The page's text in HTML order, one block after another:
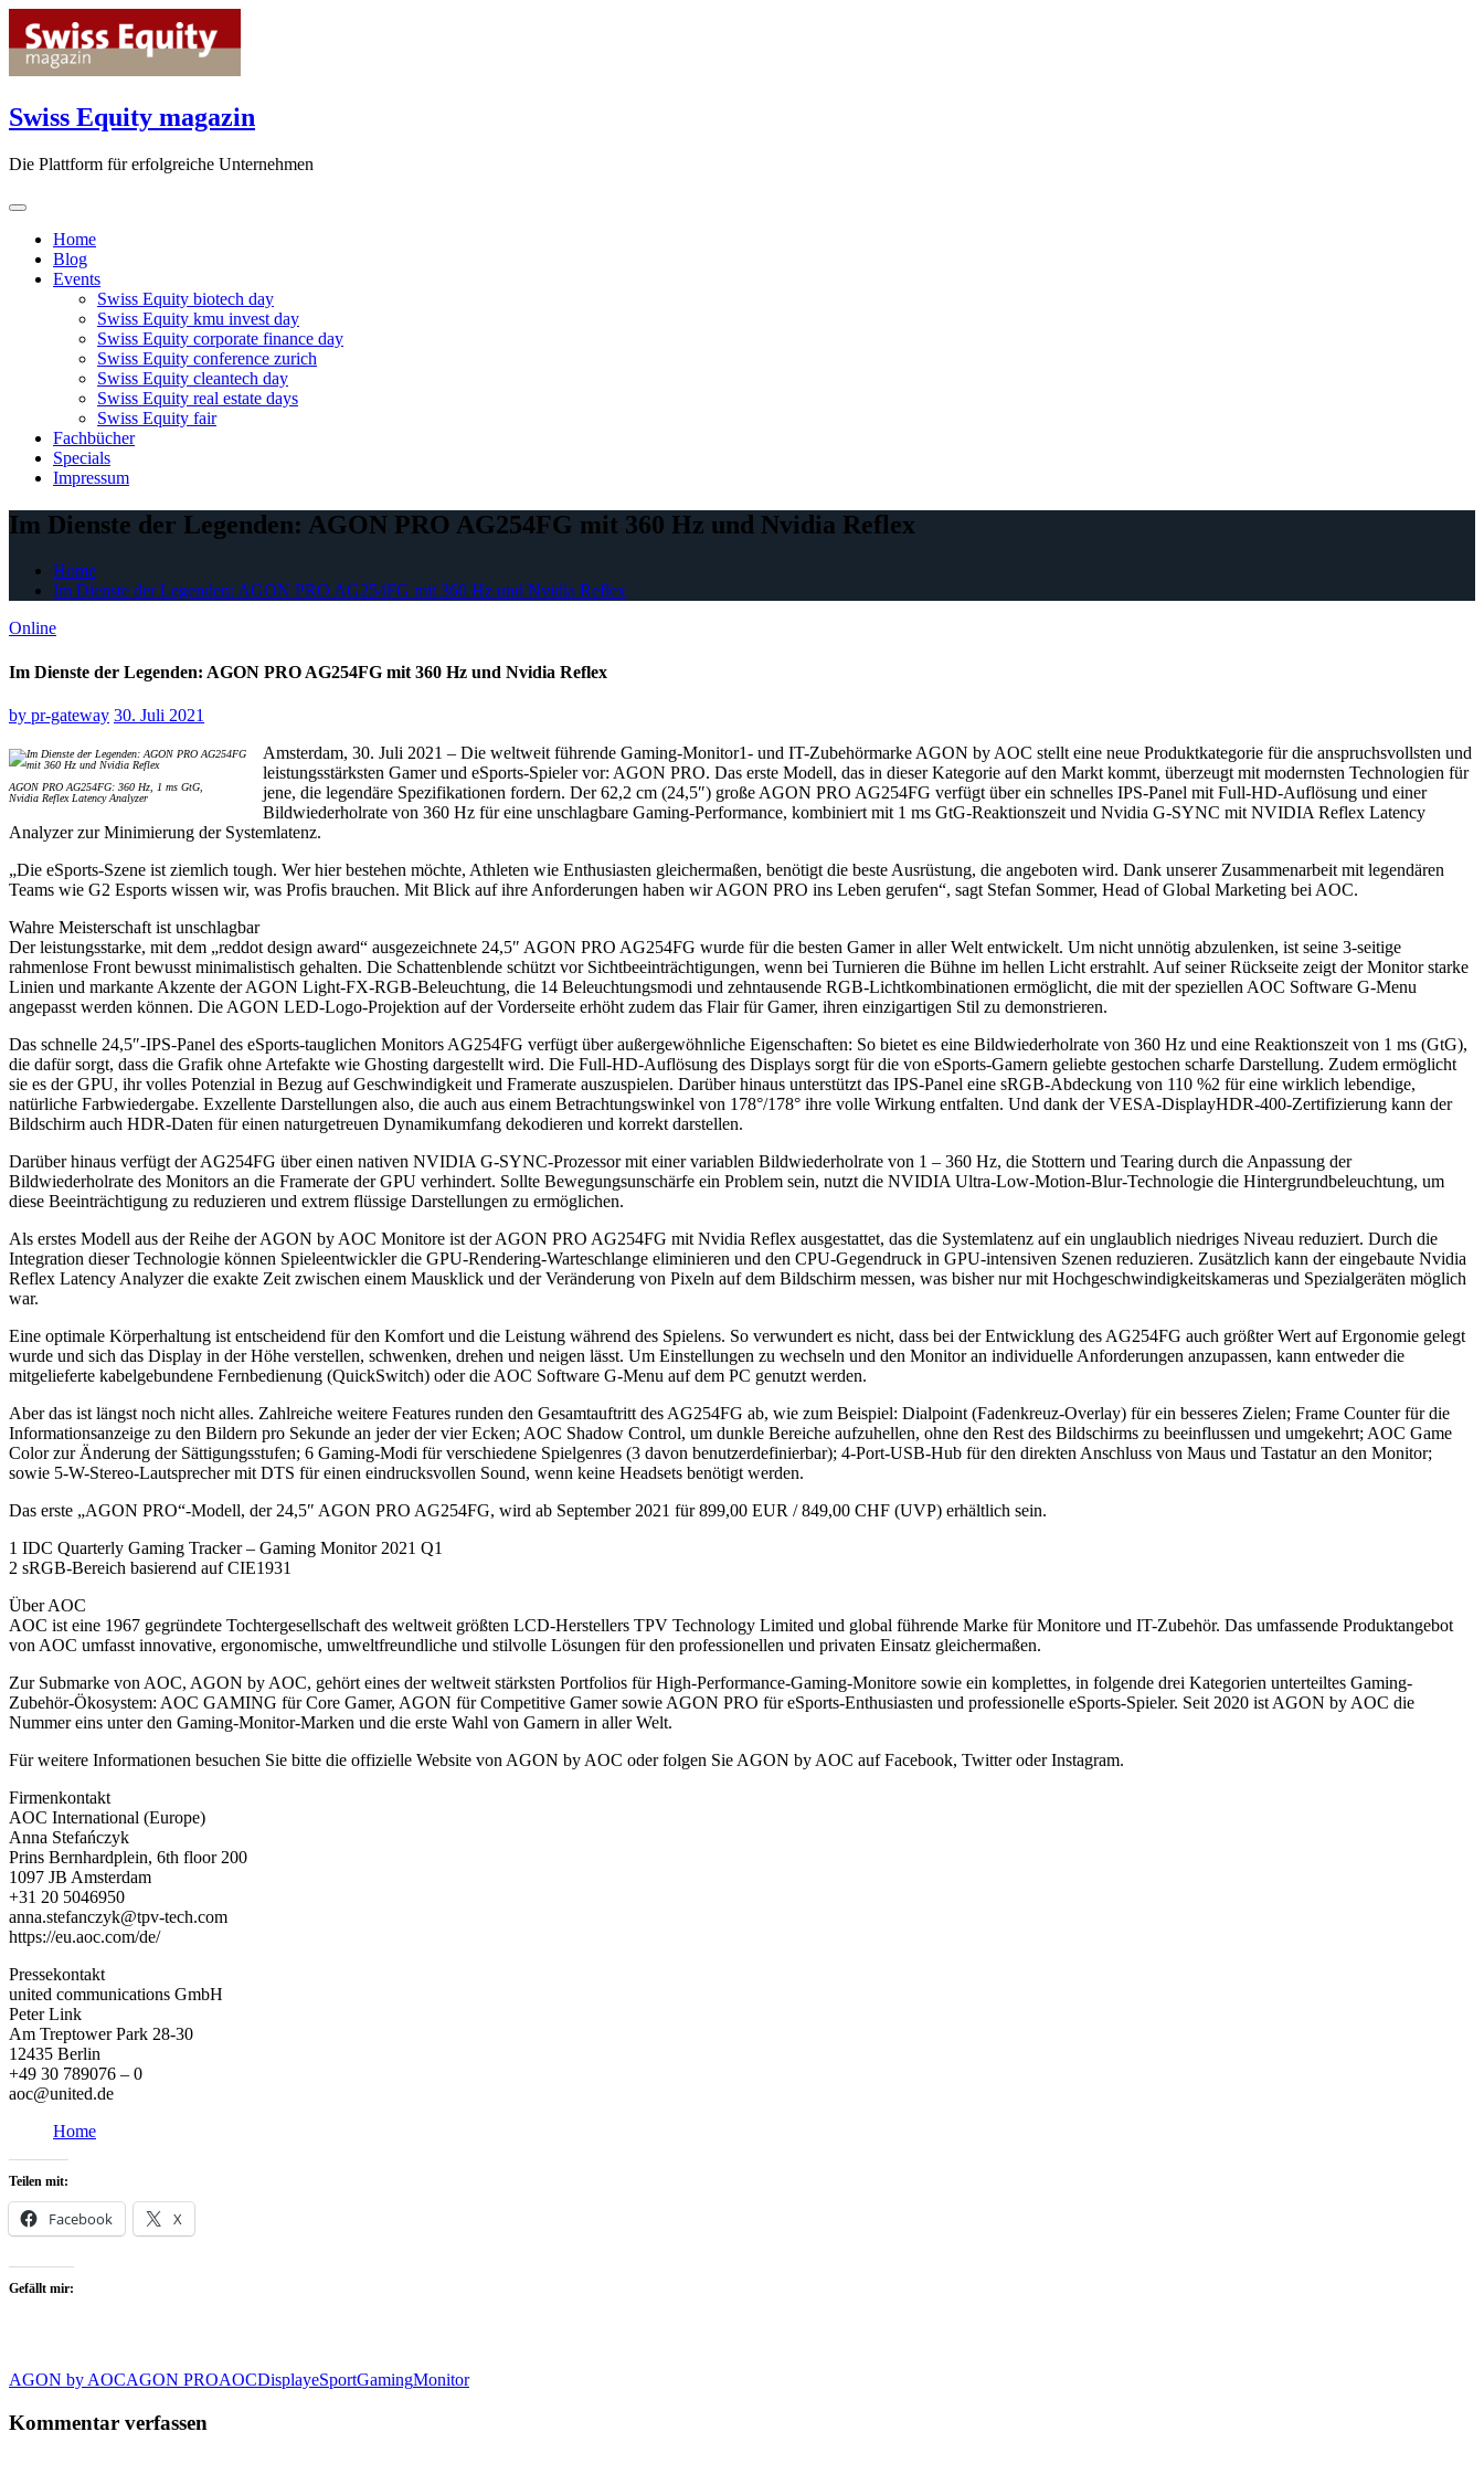
content
Swiss Equity magazin
Die Plattform für erfolgreiche Unternehmen
Home
Blog
Events
Swiss Equity biotech day
Swiss Equity kmu invest day
Swiss Equity corporate finance day
Swiss Equity conference zurich
Swiss Equity cleantech day
Swiss Equity real estate days
Swiss Equity fair
Fachbücher
Specials
Impressum
Im Dienste der Legenden: AGON PRO AG254FG mit 360 Hz und Nvidia Reflex
Home
Im Dienste der Legenden: AGON PRO AG254FG mit 360 Hz und Nvidia Reflex
Online
Im Dienste der Legenden: AGON PRO AG254FG mit 360 Hz und Nvidia Reflex
by pr-gateway 30. Juli 2021
AGON PRO AG254FG: 360 Hz, 1 ms GtG,
Nvidia Reflex Latency Analyzer
Amsterdam, 30. Juli 2021 – Die weltweit führende Gaming-Monitor1- und IT-Zubehörmarke AGON by AOC stellt eine neue Produktkategorie für die anspruchsvollsten und
leistungsstärksten Gamer und eSports-Spieler vor: AGON PRO. Das erste Modell, das in dieser Kategorie auf den Markt kommt, überzeugt mit modernsten Technologien für
jene, die legendäre Spezifikationen fordern. Der 62,2 cm (24,5″) große AGON PRO AG254FG verfügt über ein schnelles IPS-Panel mit Full-HD-Auflösung und einer
Bildwiederholrate von 360 Hz für eine unschlagbare Gaming-Performance, kombiniert mit 1 ms GtG-Reaktionszeit und Nvidia G-SYNC mit NVIDIA Reflex Latency
Analyzer zur Minimierung der Systemlatenz.
„Die eSports-Szene ist ziemlich tough. Wer hier bestehen möchte, Athleten wie Enthusiasten gleichermaßen, benötigt die beste Ausrüstung, die angeboten wird. Dank unserer Zusammenarbeit mit legendären
Teams wie G2 Esports wissen wir, was Profis brauchen. Mit Blick auf ihre Anforderungen haben wir AGON PRO ins Leben gerufen“, sagt Stefan Sommer, Head of Global Marketing bei AOC.
Wahre Meisterschaft ist unschlagbar
Der leistungsstarke, mit dem „reddot design award“ ausgezeichnete 24,5″ AGON PRO AG254FG wurde für die besten Gamer in aller Welt entwickelt. Um nicht unnötig abzulenken, ist seine 3-seitige
rahmenlose Front bewusst minimalistisch gehalten. Die Schattenblende schützt vor Sichtbeeinträchtigungen, wenn bei Turnieren die Bühne im hellen Licht erstrahlt. Auf seiner Rückseite zeigt der Monitor starke
Linien und markante Akzente der AGON Light-FX-RGB-Beleuchtung, die 14 Beleuchtungsmodi und zehntausende RGB-Lichtkombinationen ermöglicht, die mit der speziellen AOC Software G-Menu
angepasst werden können. Die AGON LED-Logo-Projektion auf der Vorderseite erhöht zudem das Flair für Gamer, ihren einzigartigen Stil zu demonstrieren.
Das schnelle 24,5″-IPS-Panel des eSports-tauglichen Monitors AG254FG verfügt über außergewöhnliche Eigenschaften: So bietet es eine Bildwiederholrate von 360 Hz und eine Reaktionszeit von 1 ms (GtG),
die dafür sorgt, dass die Grafik ohne Artefakte wie Ghosting dargestellt wird. Die Full-HD-Auflösung des Displays sorgt für die von eSports-Gamern geliebte gestochen scharfe Darstellung. Zudem ermöglicht
sie es der GPU, ihr volles Potenzial in Bezug auf Geschwindigkeit und Framerate auszuspielen. Darüber hinaus unterstützt das IPS-Panel eine sRGB-Abdeckung von 110 %2 für eine wirklich lebendige,
natürliche Farbwiedergabe. Exzellente Darstellungen also, die auch aus einem Betrachtungswinkel von 178°/178° ihre volle Wirkung entfalten. Und dank der VESA-DisplayHDR-400-Zertifizierung kann der
Bildschirm auch HDR-Daten für einen naturgetreuen Dynamikumfang dekodieren und korrekt darstellen.
Darüber hinaus verfügt der AG254FG über einen nativen NVIDIA G-SYNC-Prozessor mit einer variablen Bildwiederholrate von 1 – 360 Hz, die Stottern und Tearing durch die Anpassung der
Bildwiederholrate des Monitors an die Framerate der GPU verhindert. Sollte Bewegungsunschärfe ein Problem sein, nutzt die NVIDIA Ultra-Low-Motion-Blur-Technologie die Hintergrundbeleuchtung, um
diese Beeinträchtigung zu reduzieren und extrem flüssige Darstellungen zu ermöglichen.
Als erstes Modell aus der Reihe der AGON by AOC Monitore ist der AGON PRO AG254FG mit Nvidia Reflex ausgestattet, das die Systemlatenz auf ein unglaublich niedriges Niveau reduziert. Durch die
Integration dieser Technologie können Spieleentwickler die GPU-Rendering-Warteschlange eliminieren und den CPU-Gegendruck in GPU-intensiven Szenen reduzieren. Zusätzlich kann der eingebaute Nvidia
Reflex Latency Analyzer die exakte Zeit zwischen einem Mausklick und der Veränderung von Pixeln auf dem Bildschirm messen, was bisher nur mit Hochgeschwindigkeitskameras und Spezialgeräten möglich
war.
Eine optimale Körperhaltung ist entscheidend für den Komfort und die Leistung während des Spielens. So verwundert es nicht, dass bei der Entwicklung des AG254FG auch größter Wert auf Ergonomie gelegt
wurde und sich das Display in der Höhe verstellen, schwenken, drehen und neigen lässt. Um Einstellungen zu wechseln und den Monitor an individuelle Anforderungen anzupassen, kann entweder die
mitgelieferte kabelgebundene Fernbedienung (QuickSwitch) oder die AOC Software G-Menu auf dem PC genutzt werden.
Aber das ist längst noch nicht alles. Zahlreiche weitere Features runden den Gesamtauftritt des AG254FG ab, wie zum Beispiel: Dialpoint (Fadenkreuz-Overlay) für ein besseres Zielen; Frame Counter für die
Informationsanzeige zu den Bildern pro Sekunde an jeder der vier Ecken; AOC Shadow Control, um dunkle Bereiche aufzuhellen, ohne den Rest des Bildschirms zu beeinflussen und umgekehrt; AOC Game
Color zur Änderung der Sättigungsstufen; 6 Gaming-Modi für verschiedene Spielgenres (3 davon benutzerdefinierbar); 4-Port-USB-Hub für den direkten Anschluss von Maus und Tastatur an den Monitor;
sowie 5-W-Stereo-Lautsprecher mit DTS für einen eindrucksvollen Sound, wenn keine Headsets benötigt werden.
Das erste „AGON PRO“-Modell, der 24,5″ AGON PRO AG254FG, wird ab September 2021 für 899,00 EUR / 849,00 CHF (UVP) erhältlich sein.
1 IDC Quarterly Gaming Tracker – Gaming Monitor 2021 Q1
2 sRGB-Bereich basierend auf CIE1931
Über AOC
AOC ist eine 1967 gegründete Tochtergesellschaft des weltweit größten LCD-Herstellers TPV Technology Limited und global führende Marke für Monitore und IT-Zubehör. Das umfassende Produktangebot
von AOC umfasst innovative, ergonomische, umweltfreundliche und stilvolle Lösungen für den professionellen und privaten Einsatz gleichermaßen.
Zur Submarke von AOC, AGON by AOC, gehört eines der weltweit stärksten Portfolios für High-Performance-Gaming-Monitore sowie ein komplettes, in folgende drei Kategorien unterteiltes Gaming-
Zubehör-Ökosystem: AOC GAMING für Core Gamer, AGON für Competitive Gamer sowie AGON PRO für eSports-Enthusiasten und professionelle eSports-Spieler. Seit 2020 ist AGON by AOC die
Nummer eins unter den Gaming-Monitor-Marken und die erste Wahl von Gamern in aller Welt.
Für weitere Informationen besuchen Sie bitte die offizielle Website von AGON by AOC oder folgen Sie AGON by AOC auf Facebook, Twitter oder Instagram.
Firmenkontakt
AOC International (Europe)
Anna Stefańczyk
Prins Bernhardplein, 6th floor 200
1097 JB Amsterdam
+31 20 5046950
anna.stefanczyk@tpv-tech.com
https://eu.aoc.com/de/
Pressekontakt
united communications GmbH
Peter Link
Am Treptower Park 28-30
12435 Berlin
+49 30 789076 – 0
aoc@united.de
Home
Teilen mit:
Facebook X
Gefällt mir:
AGON by AOCAGON PROAOCDisplayeSportGamingMonitor
Kommentar verfassen